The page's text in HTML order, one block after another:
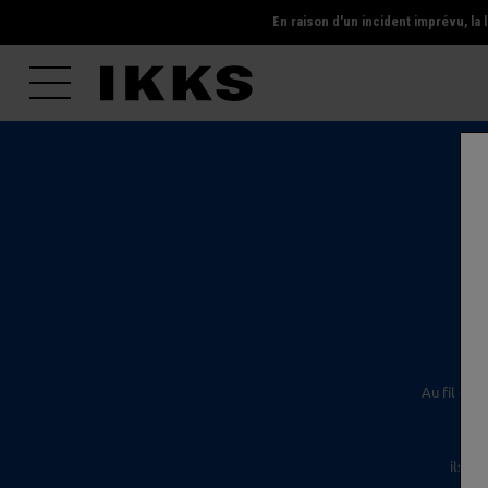
En raison d'un incident imprévu,
Au fil des
ils